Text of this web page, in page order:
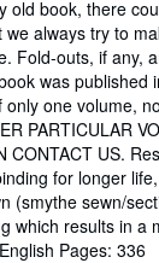
old book, there
always try to
Fold-outs, if any,
was published
one volume,
PARTICULAR
CONTACT US.
for longer
(smythe sewn/
which results in a
Pages: 336